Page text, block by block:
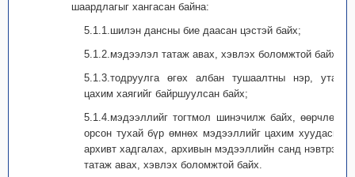
шаардлагыг хангасан байна:
5.1.1.шилэн дансны бие даасан цэстэй байх;
5.1.2.мэдээлэл татаж авах, хэвлэх боломжтой байх;
5.1.3.тодруулга өгөх албан тушаалтны нэр, утас,
цахим хаягийг байршуулсан байх;
5.1.4.мэдээллийг тогтмол шинэчилж байх, өөрчлөлт
орсон тухай бүр өмнөх мэдээллийг цахим хуудасны
архивт хадгалах, архивын мэдээллийн санд нэвтрэх,
татаж авах, хэвлэх боломжтой байх.